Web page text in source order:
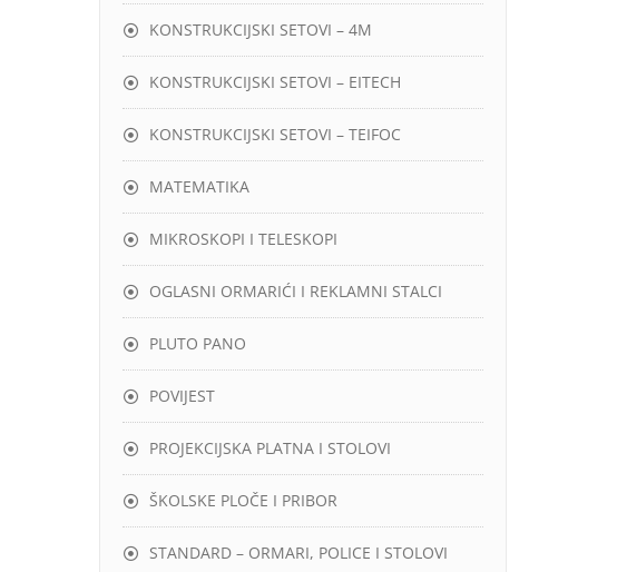
KONSTRUKCIJSKI SETOVI – 4M
KONSTRUKCIJSKI SETOVI – EITECH
KONSTRUKCIJSKI SETOVI – TEIFOC
MATEMATIKA
MIKROSKOPI I TELESKOPI
OGLASNI ORMARIĆI I REKLAMNI STALCI
PLUTO PANO
POVIJEST
PROJEKCIJSKA PLATNA I STOLOVI
ŠKOLSKE PLOČE I PRIBOR
STANDARD – ORMARI, POLICE I STOLOVI